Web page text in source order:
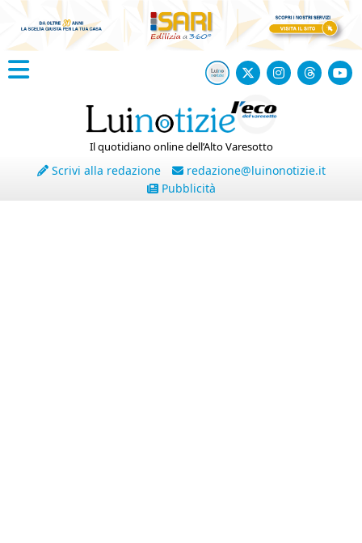
Il quotidiano online dell’Alto Varesotto
Scrivi alla redazione
redazione@luinonotizie.it
Pubblicità